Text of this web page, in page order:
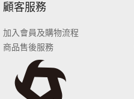
顧客服務
加入會員及購物流程
商品售後服務